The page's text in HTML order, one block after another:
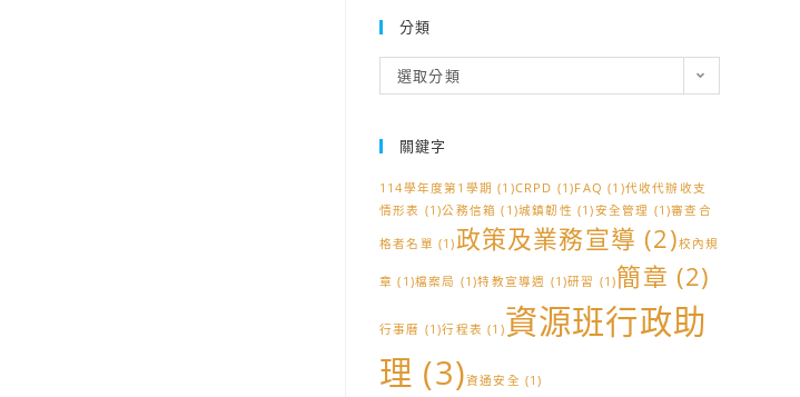
分類
類
選取分類
關鍵字
114學年度第1學期 (1)CRPD (1)FAQ (1)代收代辦收支
情形表 (1)公務信箱 (1)城鎮韌性 (1)安全管理 (1)審查合
格者名單 (1)政策及業務宣導 (2)校內規
章 (1)檔案局 (1)特教宣導週 (1)研習 (1)簡章 (2)
行事曆 (1)行程表 (1)資源班行政助
理 (3)資通安全 (1)